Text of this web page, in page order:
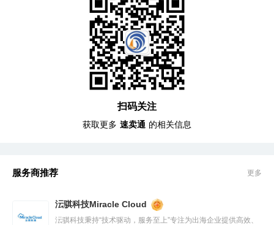
扫码关注
获取更多 速卖通 的相关信息
服务商推荐 更多
沄骐科技Miracle Cloud
沄骐科技秉持“技术驱动，服务至上”专注为出海企业提供高效、